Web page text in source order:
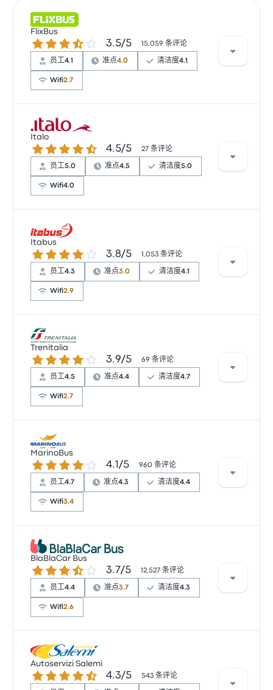
FlixBus
3.5 / 5 星 3.5/5 15,059 条评论
员工4.1 准点4.0 清洁度4.1
Wifi2.7
根据 15059 条评论，该公司在 Busbud 上被评为 3.5 颗
星。旅客对 车票资源 和 温度 特别满意，但对 无线上网
经常有所抱怨。 FlixBus 在此路线提供的票价为 ¥78 起
Italo
4.5 / 5 星 4.5/5 27 条评论
员工5.0 准点4.5 清洁度5.0
Wifi4.0
根据 27 条评论，该公司在 Busbud 上被评为 4.5 颗星。
旅客对 员工 和 座位 特别满意，但对 物有所值 经常有所
抱怨。 Italo 在此路线提供的票价为 ¥298 起
Itabus
3.8 / 5 星 3.8/5 1,053 条评论
员工4.3 准点3.0 清洁度4.1
Wifi2.9
根据 1053 条评论，该公司在 Busbud 上被评为 3.8 颗
星。旅客对 车票资源 和 温度 特别满意，但对 无线上网
经常有所抱怨。 Itabus 在此路线提供的票价为 ¥67 起
Trenitalia
3.9 / 5 星 3.9/5 69 条评论
员工4.5 准点4.4 清洁度4.7
Wifi2.7
根据 69 条评论，该公司在 Busbud 上被评为 3.9 颗星。
旅客对 温度 和 出发地点 特别满意，但对 无线上网 经常
有所抱怨。 Trenitalia 在此路线提供的票价为 ¥171 起
MarinoBus
4.1 / 5 星 4.1/5 960 条评论
员工4.7 准点4.3 清洁度4.4
Wifi3.4
根据 960 条评论，该公司在 Busbud 上被评为 4.1 颗
星。旅客对 员工 和 温度 特别满意，但对 无线上网 经常
有所抱怨。 MarinoBus 在此路线提供的票价为 ¥198 起
BlaBlaCar Bus
3.7 / 5 星 3.7/5 12,527 条评论
员工4.4 准点3.7 清洁度4.3
Wifi2.6
根据 12527 条评论，该公司在 Busbud 上被评为 3.7 颗
星。旅客对 车票资源 和 员工 特别满意，但对 无线上网
经常有所抱怨。 BlaBlaCar Bus 在此路线提供的票价为
¥67 起
Autoservizi Salemi
4.3 / 5 星 4.3/5 543 条评论